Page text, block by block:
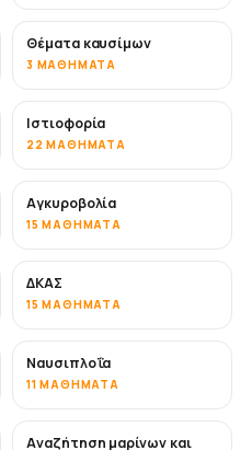
Θέματα καυσίμων
3 ΜΑΘΉΜΑΤΑ
Ιστιοφορία
22 ΜΑΘΉΜΑΤΑ
Αγκυροβολία
15 ΜΑΘΉΜΑΤΑ
ΔΚΑΣ
15 ΜΑΘΉΜΑΤΑ
Ναυσιπλοΐα
11 ΜΑΘΉΜΑΤΑ
Αναζήτηση μαρίνων και